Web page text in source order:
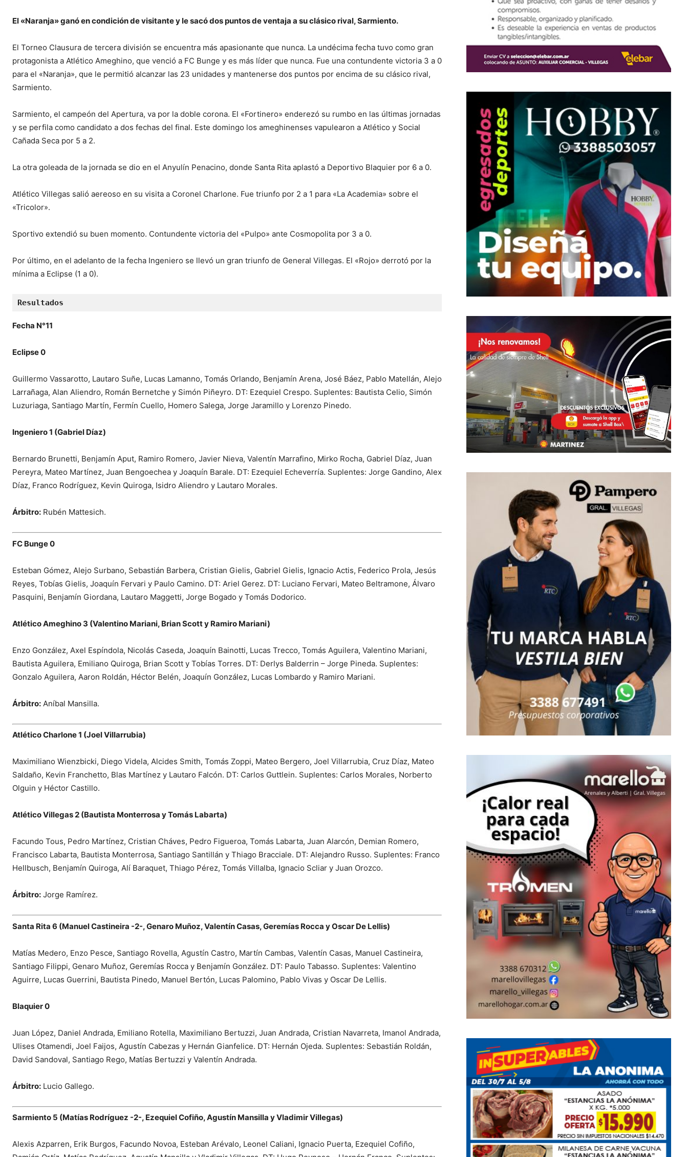
El «Naranja» ganó en condición de visitante y le sacó dos puntos de ventaja a su clásico rival, Sarmiento.
El Torneo Clausura de tercera división se encuentra más apasionante que nunca. La undécima fecha tuvo como gran
protagonista a Atlético Ameghino, que venció a FC Bunge y es más líder que nunca. Fue una contundente victoria 3 a 0
para el «Naranja», que le permitió alcanzar las 23 unidades y mantenerse dos puntos por encima de su clásico rival,
Sarmiento.
Sarmiento, el campeón del Apertura, va por la doble corona. El «Fortinero» enderezó su rumbo en las últimas jornadas
y se perfila como candidato a dos fechas del final. Este domingo los ameghinenses vapulearon a Atlético y Social
Cañada Seca por 5 a 2.
La otra goleada de la jornada se dio en el Anyulín Penacino, donde Santa Rita aplastó a Deportivo Blaquier por 6 a 0.
Atlético Villegas salió aereoso en su visita a Coronel Charlone. Fue triunfo por 2 a 1 para «La Academia» sobre el
«Tricolor».
Sportivo extendió su buen momento. Contundente victoria del «Pulpo» ante Cosmopolita por 3 a 0.
Por último, en el adelanto de la fecha Ingeniero se llevó un gran triunfo de General Villegas. El «Rojo» derrotó por la
mínima a Eclipse (1 a 0).
Resultados
Fecha N°11
Eclipse 0
Guillermo Vassarotto, Lautaro Suñe, Lucas Lamanno, Tomás Orlando, Benjamín Arena, José Báez, Pablo Matellán, Alejo
Larrañaga, Alan Aliendro, Román Bernetche y Simón Piñeyro. DT: Ezequiel Crespo. Suplentes: Bautista Celio, Simón
Luzuriaga, Santiago Martín, Fermín Cuello, Homero Salega, Jorge Jaramillo y Lorenzo Pinedo.
Ingeniero 1 (Gabriel Díaz)
Bernardo Brunetti, Benjamín Aput, Ramiro Romero, Javier Nieva, Valentín Marrafino, Mirko Rocha, Gabriel Díaz, Juan
Pereyra, Mateo Martínez, Juan Bengoechea y Joaquín Barale. DT: Ezequiel Echeverría. Suplentes: Jorge Gandino, Alex
Díaz, Franco Rodríguez, Kevin Quiroga, Isidro Aliendro y Lautaro Morales.
Árbitro: Rubén Mattesich.
FC Bunge 0
Esteban Gómez, Alejo Surbano, Sebastián Barbera, Cristian Gielis, Gabriel Gielis, Ignacio Actis, Federico Prola, Jesús
Reyes, Tobías Gielis, Joaquín Fervari y Paulo Camino. DT: Ariel Gerez. DT: Luciano Fervari, Mateo Beltramone, Álvaro
Pasquini, Benjamín Giordana, Lautaro Maggetti, Jorge Bogado y Tomás Dodorico.
Atlético Ameghino 3 (Valentino Mariani, Brian Scott y Ramiro Mariani)
Enzo González, Axel Espíndola, Nicolás Caseda, Joaquín Bainotti, Lucas Trecco, Tomás Aguilera, Valentino Mariani,
Bautista Aguilera, Emiliano Quiroga, Brian Scott y Tobías Torres. DT: Derlys Balderrin – Jorge Pineda. Suplentes:
Gonzalo Aguilera, Aaron Roldán, Héctor Belén, Joaquín González, Lucas Lombardo y Ramiro Mariani.
Árbitro: Aníbal Mansilla.
Atlético Charlone 1 (Joel Villarrubia)
Maximiliano Wienzbicki, Diego Videla, Alcides Smith, Tomás Zoppi, Mateo Bergero, Joel Villarrubia, Cruz Díaz, Mateo
Saldaño, Kevin Franchetto, Blas Martínez y Lautaro Falcón. DT: Carlos Guttlein. Suplentes: Carlos Morales, Norberto
Olguin y Héctor Castillo.
Atlético Villegas 2 (Bautista Monterrosa y Tomás Labarta)
Facundo Tous, Pedro Martínez, Cristian Cháves, Pedro Figueroa, Tomás Labarta, Juan Alarcón, Demian Romero,
Francisco Labarta, Bautista Monterrosa, Santiago Santillán y Thiago Bracciale. DT: Alejandro Russo. Suplentes: Franco
Hellbusch, Benjamín Quiroga, Alí Baraquet, Thiago Pérez, Tomás Villalba, Ignacio Scliar y Juan Orozco.
Árbitro: Jorge Ramírez.
Santa Rita 6 (Manuel Castineira -2-, Genaro Muñoz, Valentín Casas, Geremías Rocca y Oscar De Lellis)
Matías Medero, Enzo Pesce, Santiago Rovella, Agustín Castro, Martín Cambas, Valentín Casas, Manuel Castineira,
Santiago Filippi, Genaro Muñoz, Geremías Rocca y Benjamín González. DT: Paulo Tabasso. Suplentes: Valentino
Aguirre, Lucas Guerrini, Bautista Pinedo, Manuel Bertón, Lucas Palomino, Pablo Vivas y Oscar De Lellis.
Blaquier 0
Juan López, Daniel Andrada, Emiliano Rotella, Maximiliano Bertuzzi, Juan Andrada, Cristian Navarreta, Imanol Andrada,
Ulises Otamendi, Joel Faijos, Agustín Cabezas y Hernán Gianfelice. DT: Hernán Ojeda. Suplentes: Sebastián Roldán,
David Sandoval, Santiago Rego, Matías Bertuzzi y Valentín Andrada.
Árbitro: Lucio Gallego.
Sarmiento 5 (Matías Rodríguez -2-, Ezequiel Cofiño, Agustín Mansilla y Vladimir Villegas)
Alexis Azparren, Erik Burgos, Facundo Novoa, Esteban Arévalo, Leonel Caliani, Ignacio Puerta, Ezequiel Cofiño,